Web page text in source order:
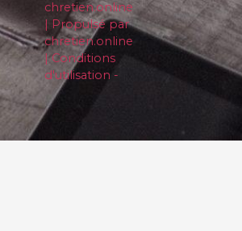
chretien.online
| Propulsé par
chretien.online
| Conditions
d'utilisation -